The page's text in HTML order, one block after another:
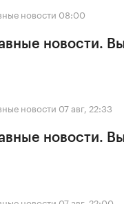
новости 08:00
новости.
новости 07 авг, 22:33
новости.